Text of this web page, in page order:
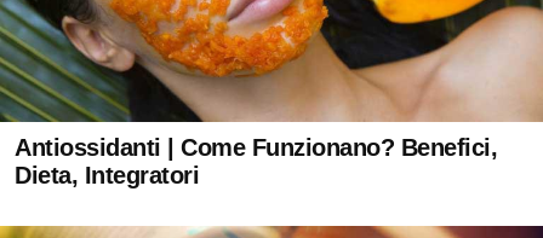
Antiossidanti | Come Funzionano? Benefici,
Dieta, Integratori